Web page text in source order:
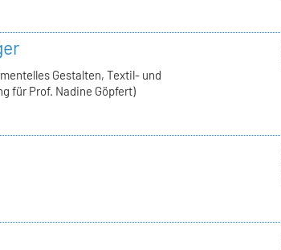
Gestalten, Textil- und
für Prof. Nadine Göpfert)